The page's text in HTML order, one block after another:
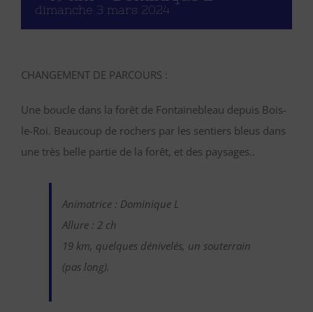
dimanche 3 mars 2024
CHANGEMENT DE PARCOURS :
Une boucle dans la forêt de Fontainebleau depuis Bois-
le-Roi. Beaucoup de rochers par les sentiers bleus dans
une très belle partie de la forêt, et des paysages..
Animatrice : Dominique L
Allure : 2 ch
19 km, quelques dénivelés, un souterrain
(pas long).